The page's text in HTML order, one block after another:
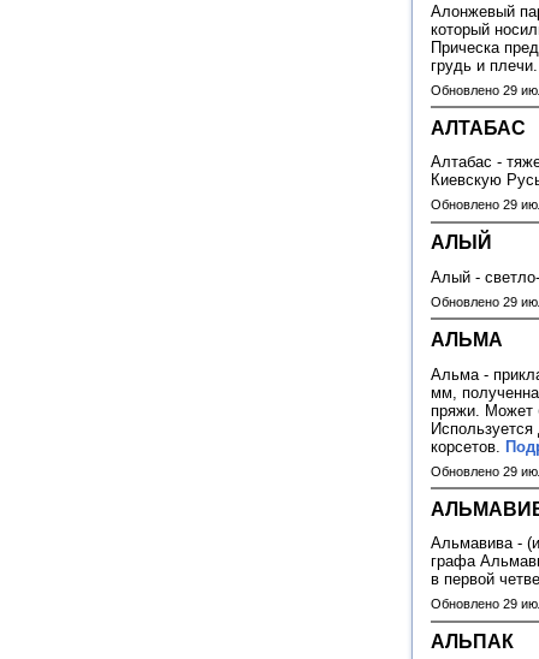
Алонжевый
который
Прическа
грудь и
Обновлено 29
АЛТАБАС
Алтабас -
Киевскую
Обновлено 29
АЛЫЙ
Алый -
Обновлено 29
АЛЬМА
Альма -
мм,
пряжи. Может
корсетов.
Обновлено 29
Альмавива -
графа
в первой
Обновлено 29
АЛЬПАК